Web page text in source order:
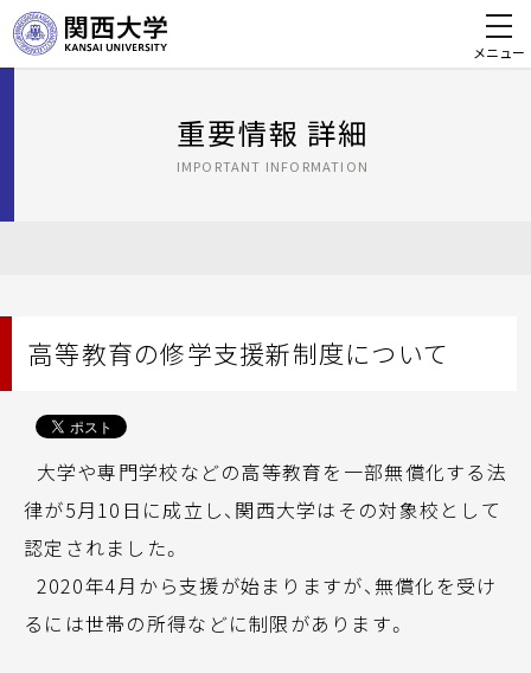
メニュー
重要情報 詳細
IMPORTANT INFORMATION
高等教育の修学支援新制度について
大学や専門学校などの高等教育を一部無償化する法
律が5月10日に成立し、関西大学はその対象校として
認定されました。
2020年4月から支援が始まりますが、無償化を受け
るには世帯の所得などに制限があります。